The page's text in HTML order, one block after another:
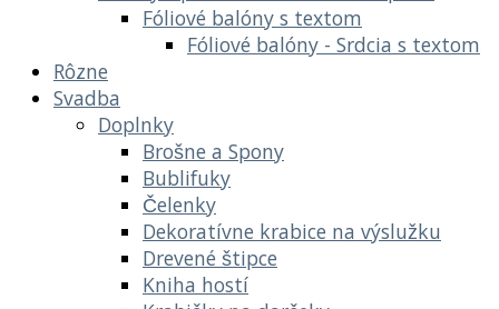
Fóliové balóny s textom
Fóliové balóny - Srdcia s textom
Rôzne
Svadba
Doplnky
Brošne a Spony
Bublifuky
Čelenky
Dekoratívne krabice na výslužku
Drevené štipce
Kniha hostí